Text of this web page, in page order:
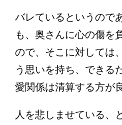
バレているというので
も、奥さんに心の傷を
ので、そこに対しては
う思いを持ち、できる
愛関係は清算する方が
人を悲しませている、